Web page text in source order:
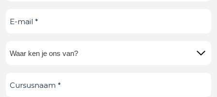
E-
Waar
je
Cursusnaam (Vereist)